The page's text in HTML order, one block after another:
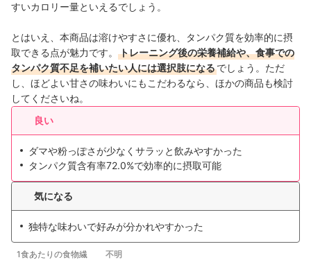
すいカロリー量といえるでしょう。
とはいえ、本商品は溶けやすさに優れ、タンパク質を効率的に摂
取できる点が魅力です。
トレーニング後の栄養補給や、食事での
タンパク質不足を補いたい人には選択肢になるでしょう。ただ
し、ほどよい甘さの味わいにもこだわるなら、ほかの商品も検討
してくださいね。
良い
ダマや粉っぽさが少なくサラッと飲みやすかった
タンパク質含有率72.0%で効率的に摂取可能
気になる
独特な味わいで好みが分かれやすかった
1食あたりの食物繊
不明